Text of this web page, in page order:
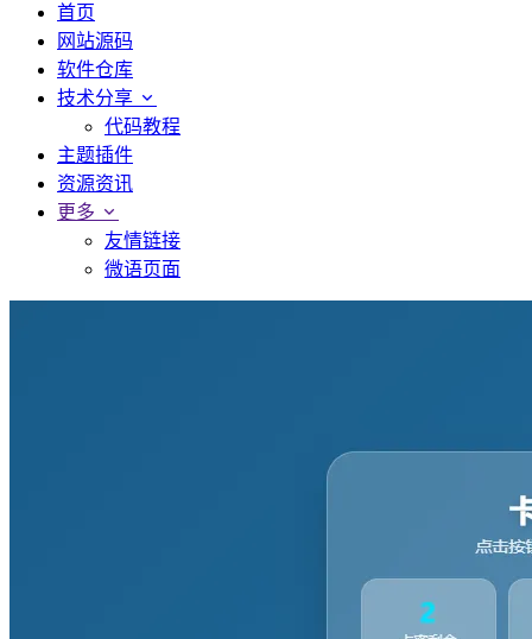
首页
网站源码
软件仓库
技术分享
代码教程
主题插件
资源资讯
更多
友情链接
微语页面